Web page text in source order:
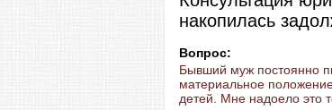
накопилась
Вопрос:
Бывший муж постоянно
материальное
детей. Мне надоело это